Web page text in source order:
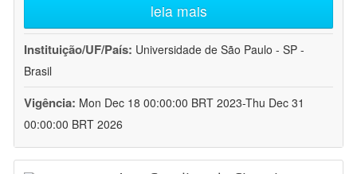
leia mais
Instituição/UF/País: Universidade de São Paulo - SP -
Brasil
Vigência: Mon Dec 18 00:00:00 BRT 2023-Thu Dec 31
00:00:00 BRT 2026